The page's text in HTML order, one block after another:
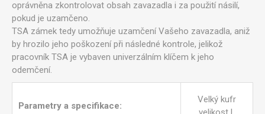
oprávněna zkontrolovat obsah zavazadla i za použití násilí,
pokud je uzamčeno.
TSA zámek tedy umožňuje uzamčení Vašeho zavazadla, aniž
by hrozilo jeho poškození při následné kontrole, jelikož
pracovník TSA je vybaven univerzálním klíčem k jeho
odemčení.
Parametry a specifikace:
Velký kufr